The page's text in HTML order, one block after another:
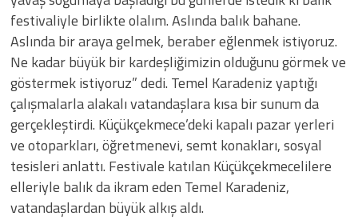
festivaliyle birlikte olalım. Aslında balık bahane.
Aslında bir araya gelmek, beraber eğlenmek istiyoruz.
Ne kadar büyük bir kardeşliğimizin olduğunu görmek ve
göstermek istiyoruz” dedi. Temel Karadeniz yaptığı
çalışmalarla alakalı vatandaşlara kısa bir sunum da
gerçekleştirdi. Küçükçekmece’deki kapalı pazar yerleri
ve otoparkları, öğretmenevi, semt konakları, sosyal
tesisleri anlattı. Festivale katılan Küçükçekmecelilere
elleriyle balık da ikram eden Temel Karadeniz,
vatandaşlardan büyük alkış aldı.